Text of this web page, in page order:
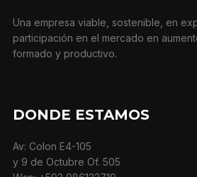
Una empresa viable, sostenible, en
participación en el mercado en
formado y productivo.
DONDE ESTAMOS
Av: Colon E4-105
y 9 de Octubre Of. 505